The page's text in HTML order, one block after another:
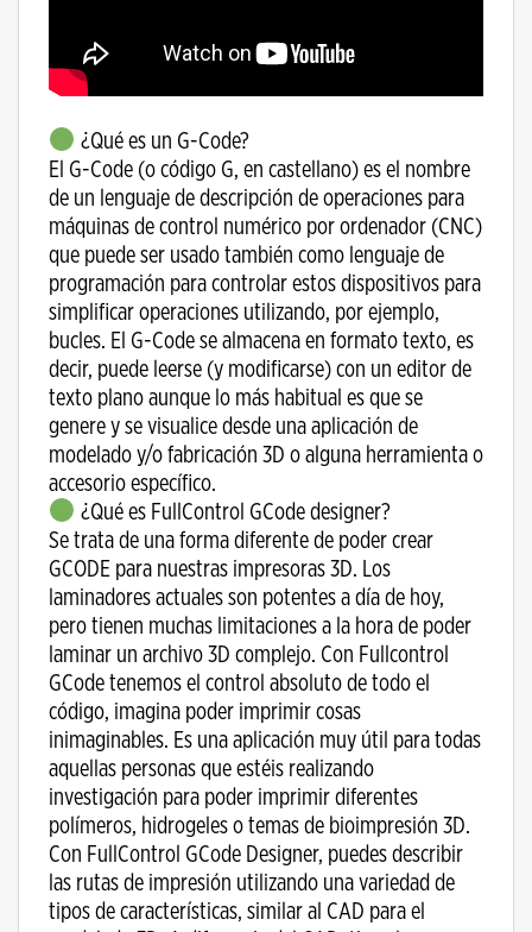
¿Qué es un G-Code?
El G-Code (o código G, en castellano) es el nombre
de un lenguaje de descripción de operaciones para
máquinas de control numérico por ordenador (CNC)
que puede ser usado también como lenguaje de
programación para controlar estos dispositivos para
simplificar operaciones utilizando, por ejemplo,
bucles. El G-Code se almacena en formato texto, es
decir, puede leerse (y modificarse) con un editor de
texto plano aunque lo más habitual es que se
genere y se visualice desde una aplicación de
modelado y/o fabricación 3D o alguna herramienta o
accesorio específico.
¿Qué es FullControl GCode designer?
Se trata de una forma diferente de poder crear
GCODE para nuestras impresoras 3D. Los
laminadores actuales son potentes a día de hoy,
pero tienen muchas limitaciones a la hora de poder
laminar un archivo 3D complejo. Con Fullcontrol
GCode tenemos el control absoluto de todo el
código, imagina poder imprimir cosas
inimaginables. Es una aplicación muy útil para todas
aquellas personas que estéis realizando
investigación para poder imprimir diferentes
polímeros, hidrogeles o temas de bioimpresión 3D.
Con FullControl GCode Designer, puedes describir
las rutas de impresión utilizando una variedad de
tipos de características, similar al CAD para el